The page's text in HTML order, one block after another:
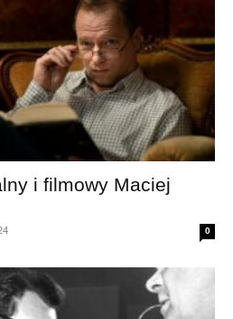
i filmowy Maciej
0